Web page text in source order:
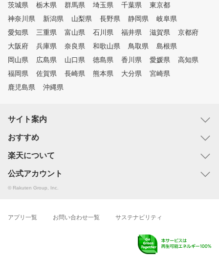
茨城県
栃木県 群馬県 埼玉県 千葉県
東京都
神奈川県
新潟県 山梨県 長野県 静岡県
岐阜県
愛知県
三重県 富山県 石川県 福井県 滋賀県
京都府
大阪府
兵庫県 奈良県 和歌山県 鳥取県
島根県
岡山県
広島県 山口県 徳島県 香川県 愛媛県
高知県
福岡県
佐賀県 長崎県 熊本県 大分県
宮崎県
鹿児島県
沖縄県
サイト案内
おすすめ
楽天について
公式アカウント
© Rakuten Group, Inc.
アプリ一覧 お問い合わせ一覧 サステナビリティ